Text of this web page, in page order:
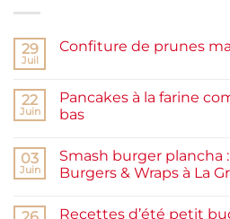
29
Juil
Confiture de prunes
Confiture
de
prunes
et
rapide
22
Juin
Pancakes à la farine
bas
sur
Pancakes
à
complète,
03
Juin
Smash burger plancha
Burgers & Wraps à La
sur
Recettes d’été petit